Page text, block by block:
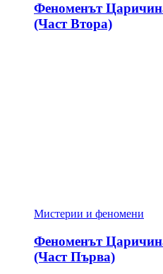
Феноменът
(Част Втора)
Мистерии и феномени
Феноменът
(Част Първа)